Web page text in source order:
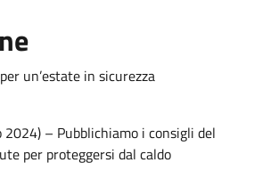
un’estate in sicurezza
– Pubblichiamo i consigli del
per proteggersi dal caldo